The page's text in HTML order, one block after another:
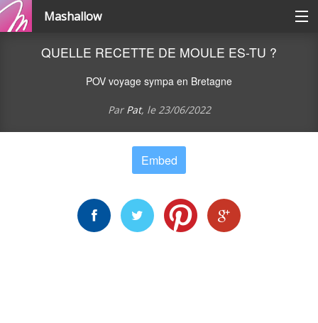
Mashallow
Catégories
Se connecter / s'inscrire
QUELLE RECETTE DE MOULE ES-TU ?
POV voyage sympa en Bretagne
Par Pat, le23/06/2022
Embed